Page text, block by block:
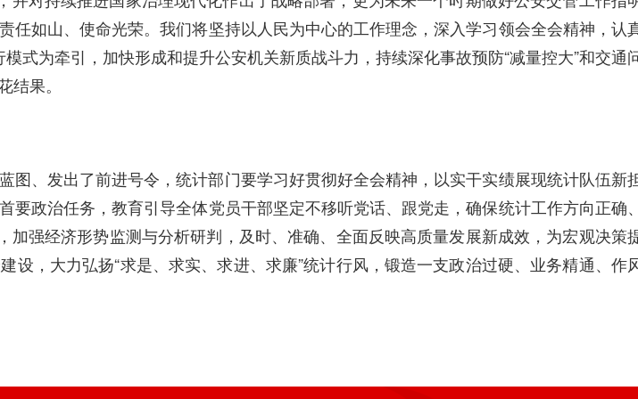
如山、使命光荣。我们将坚持以人民为中心的工作理念，深入学习领会全会精神，认
式为牵引，加快形成和提升公安机关新质战斗力，持续深化事故预防“减量控大”和交通
果。
、发出了前进号令，统计部门要学习好贯彻好全会精神，以实干实绩展现统计队伍新
政治任务，教育引导全体党员干部坚定不移听党话、跟党走，确保统计工作方向正确
强经济形势监测与分析研判，及时、准确、全面反映高质量发展新成效，为宏观决策
，大力弘扬“求是、求实、求进、求廉”统计行风，锻造一支政治过硬、业务精通、作